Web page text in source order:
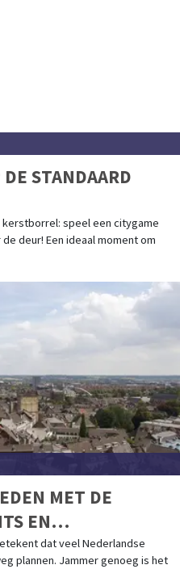
STANDAARD
speel een citygame
deur! Een ideaal moment om
MET DE
EN
dat veel Nederlandse
plannen. Jammer genoeg is het